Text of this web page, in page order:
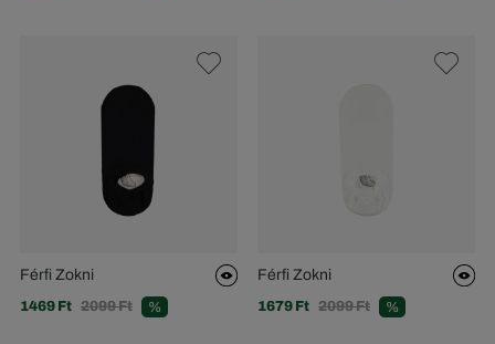
Férfi Zokni
1469 Ft 2099 Ft %
Férfi Zokni
1679 Ft 2099 Ft %